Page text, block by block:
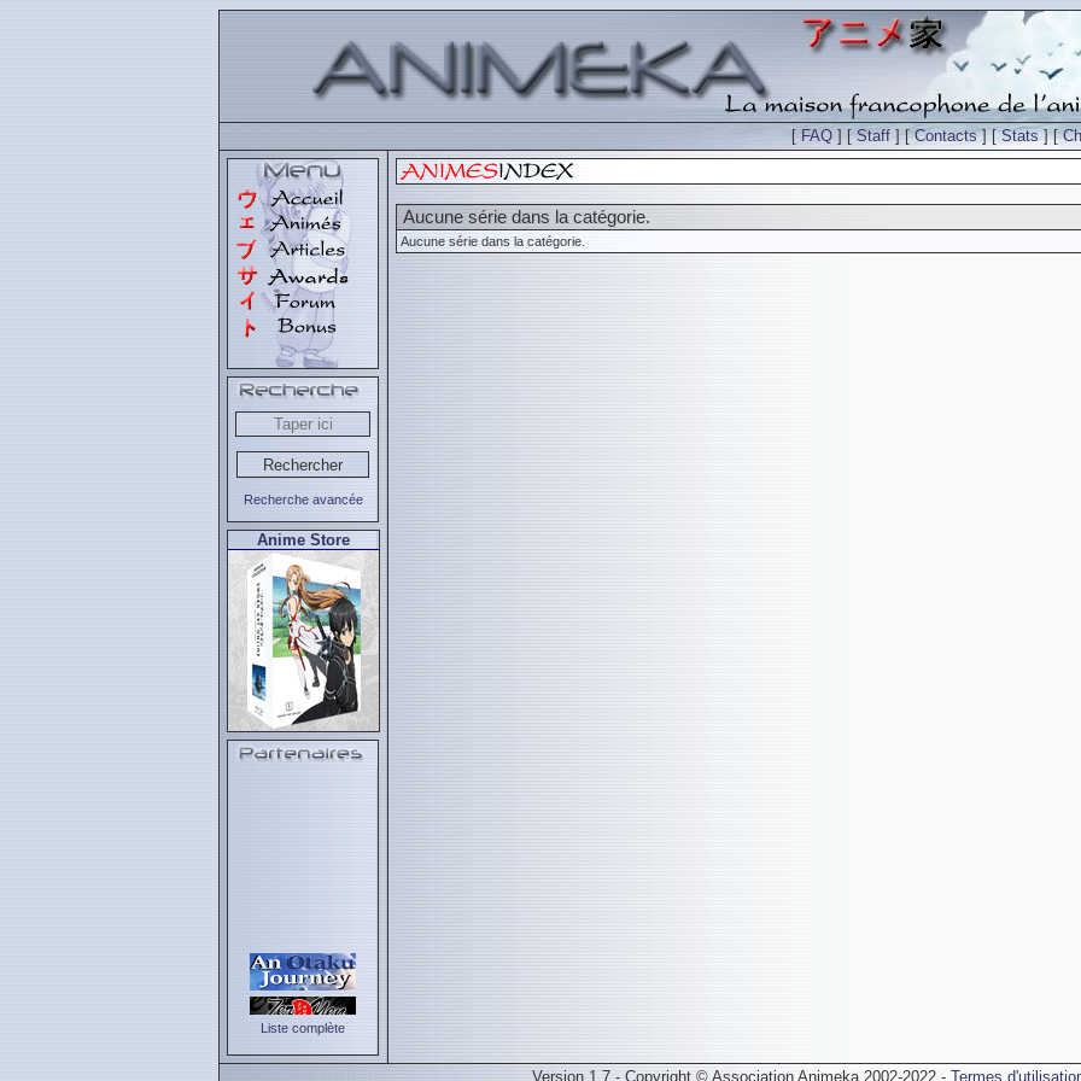
[FAQ ] [Staff ] [Contacts] [Stats] [
Recherche avancée
Anime Store
Liste complète
Aucune série dans la catégorie.
Aucune série dans la catégorie.
Version 1.7 - Copyright © Association Animeka 2002-2022 - Termes